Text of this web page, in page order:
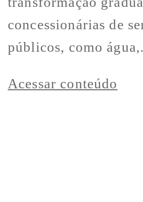
concessionárias de
públicos, como
Acessar conteúdo